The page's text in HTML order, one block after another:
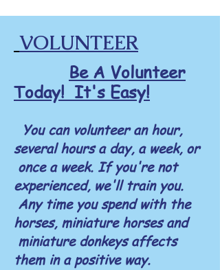
VOLUNTEER
Be A Volunteer
Today! It's Easy!
You can volunteer an hour,
several hoursa day, a week, or
once a week. If you're not
experienced, we'll train you.
Any time you spend with the
horses, miniature horses and
miniature donkeys affects
them in a positive way.